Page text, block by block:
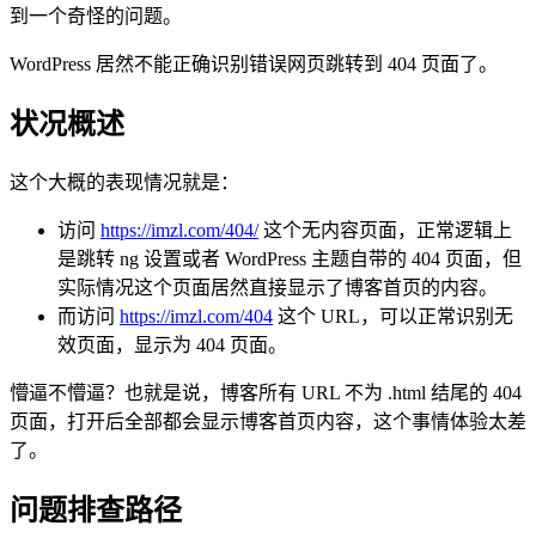
到一个奇怪的问题。
WordPress 居然不能正确识别错误网页跳转到 404 页面了。
状况概述
这个大概的表现情况就是：
访问 https://imzl.com/404/这个无内容页面，正常逻辑上
是跳转 ng 设置或者 WordPress 主题自带的 404 页面，但
实际情况这个页面居然直接显示了博客首页的内容。
而访问 https://imzl.com/404 这个 URL，可以正常识别无
效页面，显示为 404 页面。
懵逼不懵逼？也就是说，博客所有 URL 不为 .html 结尾的 404
页面，打开后全部都会显示博客首页内容，这个事情体验太差
了。
问题排查路径